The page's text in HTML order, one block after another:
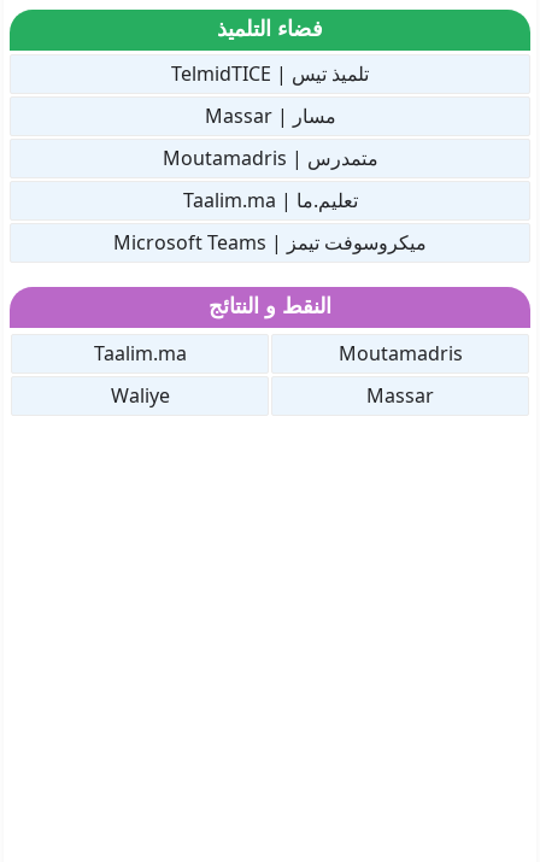
فضاء التلميذ
تلميذ تيس | TelmidTICE
مسار | Massar
متمدرس | Moutamadris
تعليم.ما | Taalim.ma
ميكروسوفت تيمز | Microsoft Teams
النقط و النتائج
Moutamadris
Taalim.ma
Massar
Waliye